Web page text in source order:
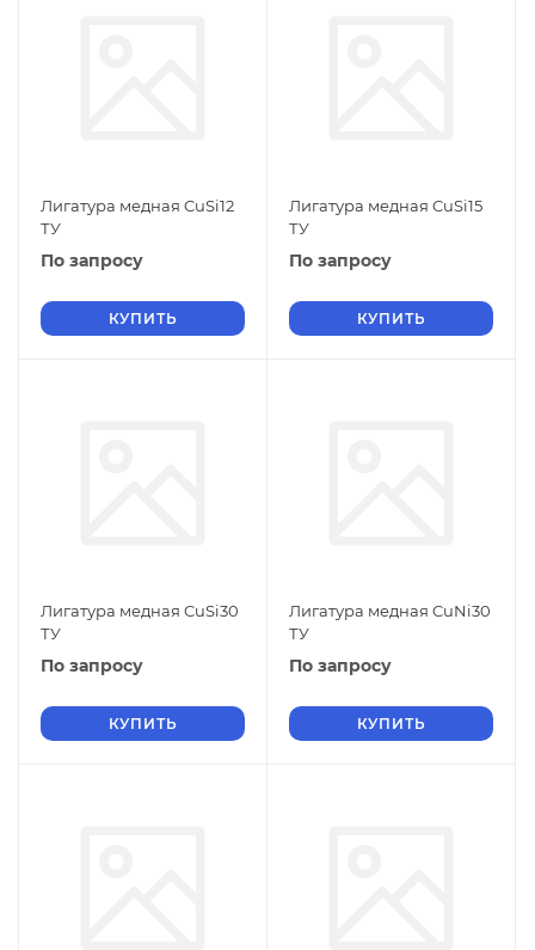
Лигатура медная CuSi12
ТУ
По запросу
КУПИТЬ
Лигатура медная CuSi15
ТУ
По запросу
КУПИТЬ
Лигатура медная CuSi30
ТУ
По запросу
КУПИТЬ
Лигатура медная CuNi30
ТУ
По запросу
КУПИТЬ